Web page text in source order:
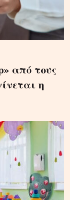
από τους
η